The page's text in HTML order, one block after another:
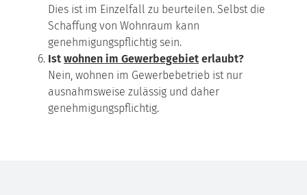
Dies ist im Einzelfall zu beurteilen. Selbst die
Schaffung von Wohnraum kann
genehmigungspflichtig sein.
Ist wohnen im Gewerbegebiet erlaubt?
Nein, wohnen im Gewerbebetrieb ist nur
ausnahmsweise zulässig und daher
genehmigungspflichtig.